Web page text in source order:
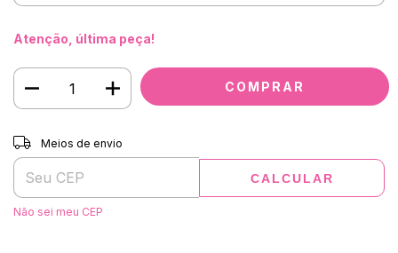
Atenção, última peça!
Entregas para o CEP:
Meios de envio
CALCULAR
Não sei meu CEP